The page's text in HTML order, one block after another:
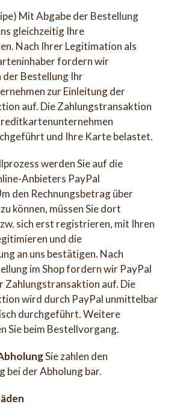
Mit Abgabe der Bestellung
gleichzeitig Ihre
Nach Ihrer Legitimation als
fordern wir
Bestellung Ihr
zur Einleitung der
auf. Die Zahlungstransaktion
und Ihre Karte belastet.
werden Sie auf die
Anbieters PayPal
den Rechnungsbetrag über
können, müssen Sie dort
sich erst registrieren, mit Ihren
und die
an uns bestätigen. Nach
im Shop fordern wir PayPal
Zahlungstransaktion auf. Die
wird durch PayPal unmittelbar
durchgeführt. Weitere
Sie beim Bestellvorgang.
Sie zahlen den
bei der Abholung bar.